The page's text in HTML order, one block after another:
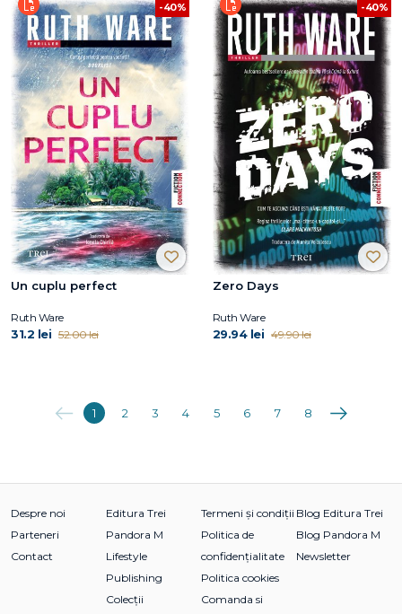
-40%
Un cuplu perfect
Ruth Ware
31.2 lei 52.00 lei
-40%
Zero Days
Ruth Ware
29.94 lei 49.90 lei
Anterioara
1 2 3 4 5 6 7 8 Următoarea
Despre noi
Parteneri
Contact
Editura Trei
Pandora M
Lifestyle
Publishing
Colecții
Termeni și condiții
Politica de
confidențialitate
Politica cookies
Comanda si
Blog Editura Trei
Blog Pandora M
Newsletter